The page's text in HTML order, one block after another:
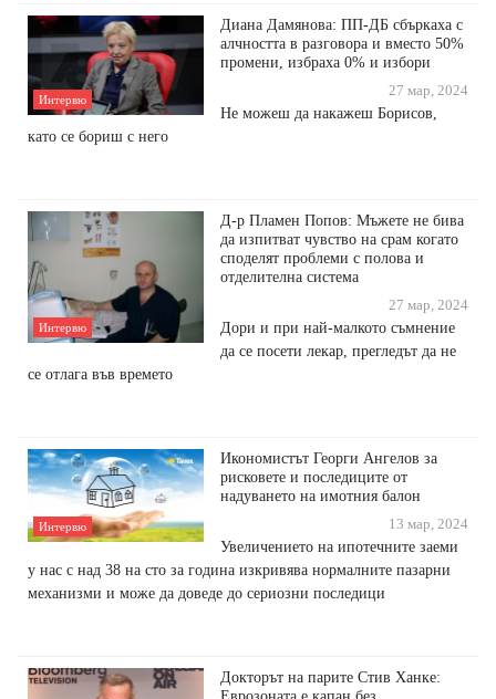
Интервю
Диана Дамянова: ПП-ДБ сбъркаха с
алчността в разговора и вместо 50%
промени, избраха 0% и избори
27 мар, 2024
Не можеш да накажеш Борисов,
като се бориш с него
Интервю
Д-р Пламен Попов: Мъжете не бива
да изпитват чувство на срам когато
споделят проблеми с полова и
отделителна система
27 мар, 2024
Дори и при най-малкото съмнение
да се посети лекар, прегледът да не
се отлага във времето
Интервю
Икономистът Георги Ангелов за
рисковете и последиците от
надуването на имотния балон
13 мар, 2024
Увеличението на ипотечните заеми
у нас с над 38 на сто за година изкривява нормалните пазарни
механизми и може да доведе до сериозни последици
Докторът на парите Стив Ханке: